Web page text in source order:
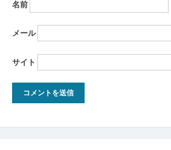
名前
メール
サイト